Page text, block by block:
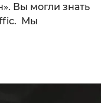
Вы могли знать
Мы